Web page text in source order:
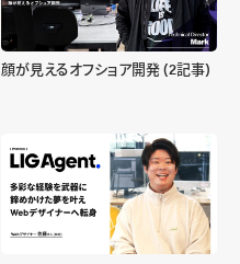
顔が見えるオフショア開発 (2記事)